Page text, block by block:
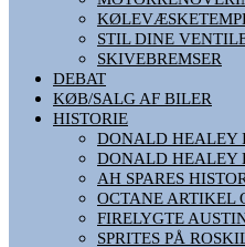
STIL DINE
SKIVEBREMSER
DEBAT
KØB/SALG AF BILER
HISTORIE
DONALD HEALEY
DONALD HEALEY
AH SPARES
OCTANE ARTIKEL
FIRELYGTE
SPRITES PÅ